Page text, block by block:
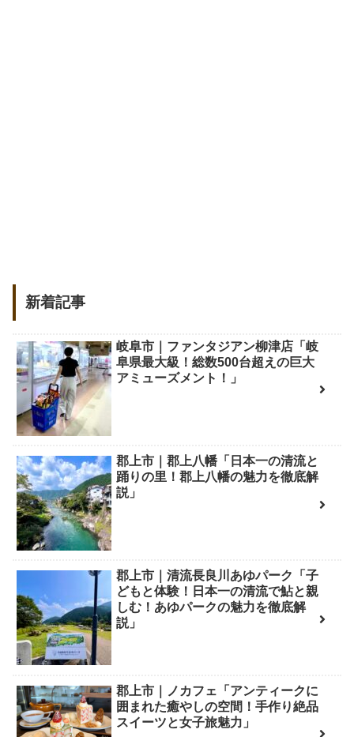
新着記事
岐阜市｜ファンタジアン柳津店「岐
阜県最大級！総数500台超えの巨大
アミューズメント！」
郡上市｜郡上八幡「日本一の清流と
踊りの里！郡上八幡の魅力を徹底解
説」
郡上市｜清流長良川あゆパーク「子
どもと体験！日本一の清流で鮎と親
しむ！あゆパークの魅力を徹底解
説」
郡上市｜ノカフェ「アンティークに
囲まれた癒やしの空間！手作り絶品
スイーツと女子旅魅力」